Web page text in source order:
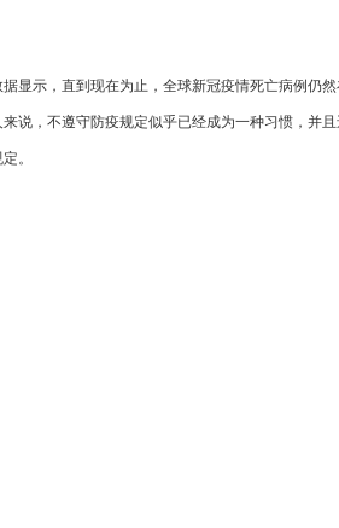
显示，直到现在为止，全球新冠疫情死亡病例仍然
说，不遵守防疫规定似乎已经成为一种习惯，并
。